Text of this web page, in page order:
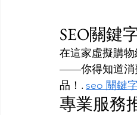
SEO關鍵
在這家虛擬購
——你得知道消
品！. seo 關鍵
專業服務